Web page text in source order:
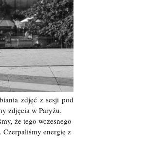
zdjęć z sesji pod
zdjęcia w Paryżu.
że tego wczesnego
Czerpaliśmy energię z